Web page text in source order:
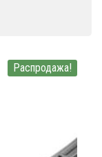
Распродажа!